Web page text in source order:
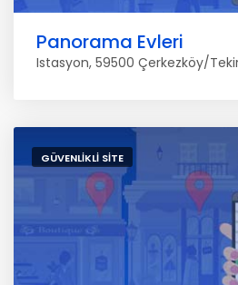
Panorama Evleri
Istasyon, 59500 Çerkezköy/
GÜVENLIKLI SITE